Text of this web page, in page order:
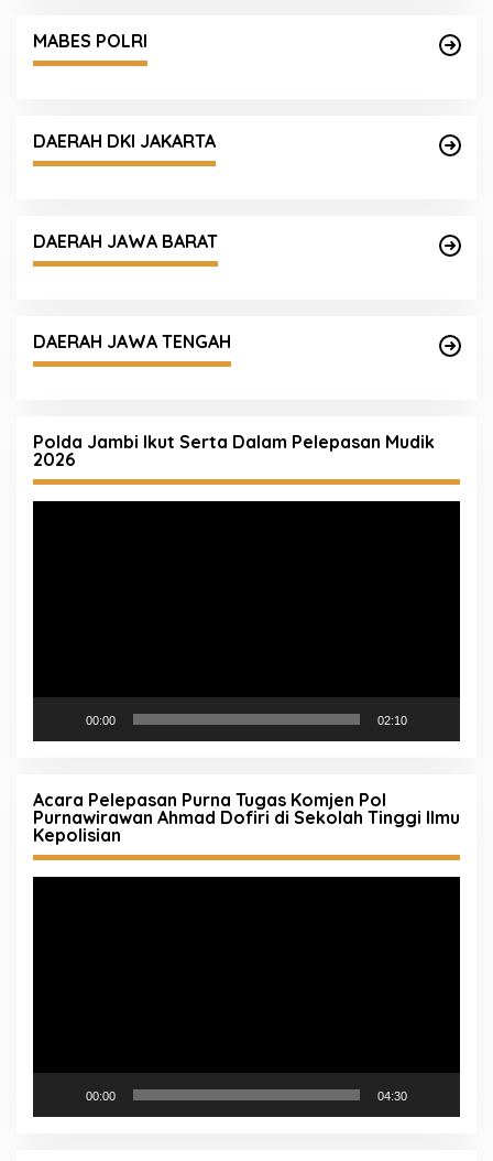
MABES POLRI
DAERAH DKI JAKARTA
DAERAH JAWA BARAT
DAERAH JAWA TENGAH
Polda Jambi Ikut Serta Dalam Pelepasan Mudik
2026
00:00 02:10
Acara Pelepasan Purna Tugas Komjen Pol
Purnawirawan Ahmad Dofiri di Sekolah Tinggi Ilmu
Kepolisian
00:00 04:30